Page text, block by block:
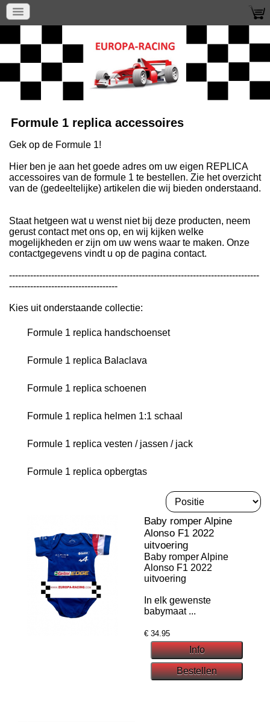
Formule 1 replica accessoires
Gek op de Formule 1!
Hier ben je aan het goede adres om uw eigen REPLICA
accessoires van de formule 1 te bestellen. Zie het overzicht
van de (gedeeltelijke) artikelen die wij bieden onderstaand.
Staat hetgeen wat u wenst niet bij deze producten, neem
gerust contact met ons op, en wij kijken welke
mogelijkheden er zijn om uw wens waar te maken. Onze
contactgegevens vindt u op de pagina contact.
-----------------------------------------------------------------------------------
------------------------------------
Kies uit onderstaande collectie:
Formule 1 replica handschoenset
Formule 1 replica Balaclava
Formule 1 replica schoenen
Formule 1 replica helmen 1:1 schaal
Formule 1 replica vesten / jassen / jack
Formule 1 replica opbergtas
Baby romper Alpine
Alonso F1 2022
uitvoering
Baby romper Alpine
Alonso F1 2022
uitvoering
In elk gewenste
babymaat ...
€ 34.95